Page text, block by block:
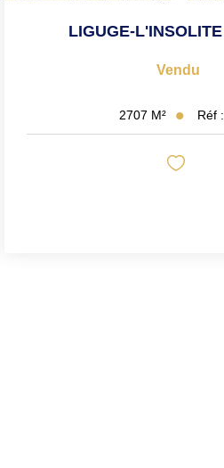
LIGUGE-L'INSOLITE
Vendu
2707 M² Réf :